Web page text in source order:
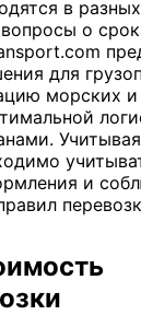
в
о
для
морских
и